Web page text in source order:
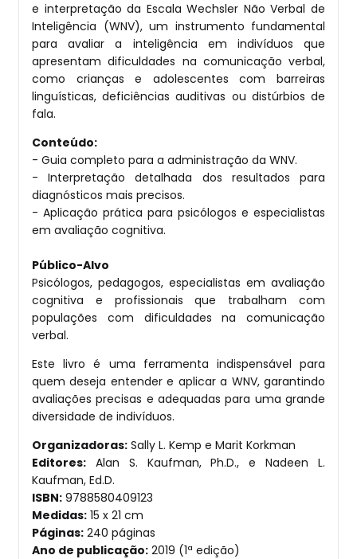
e interpretação da Escala Wechsler Não Verbal de
Inteligência (WNV), um instrumento fundamental
para avaliar a inteligência em indivíduos que
apresentam dificuldades na comunicação verbal,
como crianças e adolescentes com barreiras
linguísticas, deficiências auditivas ou distúrbios de
fala.
Conteúdo:
- Guia completo para a administração da WNV.
- Interpretação detalhada dos resultados para
diagnósticos mais precisos.
- Aplicação prática para psicólogos e especialistas
em avaliação cognitiva.
Público-Alvo
Psicólogos, pedagogos, especialistas em avaliação
cognitiva e profissionais que trabalham com
populações com dificuldades na comunicação
verbal.
Este livro é uma ferramenta indispensável para
quem deseja entender e aplicar a WNV, garantindo
avaliações precisas e adequadas para uma grande
diversidade de indivíduos.
Organizadoras: Sally L. Kemp e Marit Korkman
Editores: Alan S. Kaufman, Ph.D., e Nadeen L.
Kaufman, Ed.D.
ISBN: 9788580409123
Medidas: 15 x 21 cm
Páginas: 240 páginas
Ano de publicação: 2019 (1ª edição)